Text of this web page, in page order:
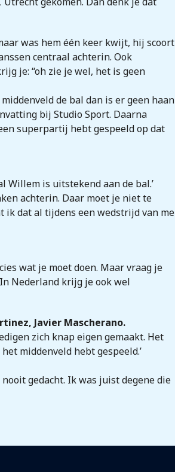
was hem één keer kwijt, hij scoort
centraal achterin. Ook
je: “oh zie je wel, het is geen
de bal dan is er geen haan
bij Studio Sport. Daarna
superpartij hebt gespeeld op dat
Willem is uitstekend aan de bal.’
achterin. Daar moet je niet te
ik dat al tijdens een wedstrijd van me
wat je moet doen. Maar vraag je
Nederland krijg je ook wel
Javier Mascherano.
zich knap eigen gemaakt. Het
middenveld hebt gespeeld.’
gedacht. Ik was juist degene die